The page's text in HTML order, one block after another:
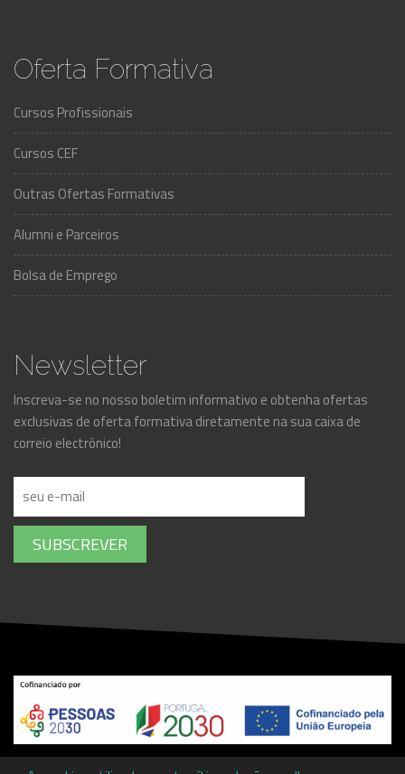
Oferta Formativa
Cursos Profissionais
Cursos CEF
Outras Ofertas Formativas
Alumni e Parceiros
Bolsa de Emprego
Newsletter
Inscreva-se no nosso boletim informativo e obtenha ofertas
exclusivas de oferta formativa diretamente na sua caixa de
correio electrónico!
SUBSCREVER
Copyright ©Associação Promotora de Ensino Profissional da